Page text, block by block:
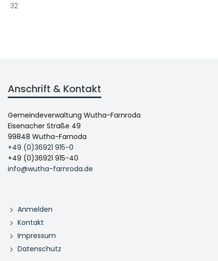
32
Anschrift & Kontakt
Gemeindeverwaltung Wutha-Farnroda
Eisenacher Straße 49
99848 Wutha-Farnoda
+49 (0)36921 915-0
+49 (0)36921 915-40
info@wutha-farnroda.de
Anmelden
Kontakt
Impressum
Datenschutz